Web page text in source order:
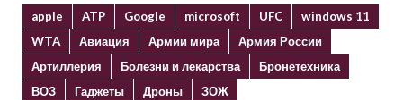
apple ATP Google microsoft UFC
windows 11
WTA
Авиация Армии мира
Армия России
Артиллерия
Болезни и лекарства
Бронетехника
ВОЗ
Гаджеты Дроны
ЗОЖ